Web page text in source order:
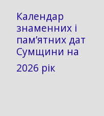
Календар
знаменних і
пам’ятних дат
Сумщини на
2026 рік